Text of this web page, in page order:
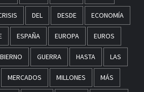
DEL DESDE ECONOMÍA
ESPAÑA EUROPA EUROS
GUERRA HASTA LAS
MERCADOS MILLONES MÁS